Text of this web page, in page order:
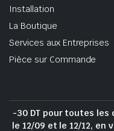
Installation
La Boutique
Services aux Entreprises
Pièce sur Commande
-30 DT pour toutes les
le 12/09 et le 12/12,